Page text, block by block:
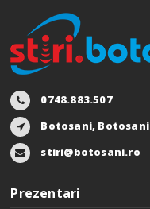
0748.883.507
Botosani, Botosani
stiri@botosani.ro
Prezentari